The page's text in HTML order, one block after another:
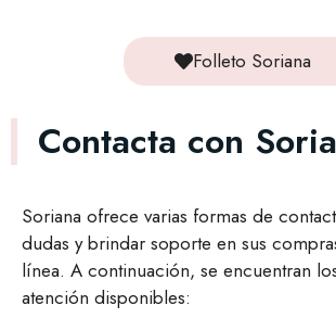
Folleto Soriana
Contacta con
Soriana ofrece varias formas de
dudas y brindar soporte en sus
línea. A continuación, se encuentran
atención disponibles: